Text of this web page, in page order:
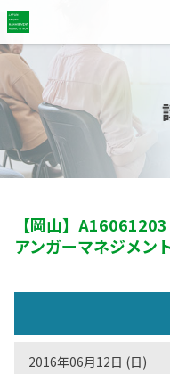
【岡山】 A16061203
アンガーマネジメン
2016年06月12日 (日)